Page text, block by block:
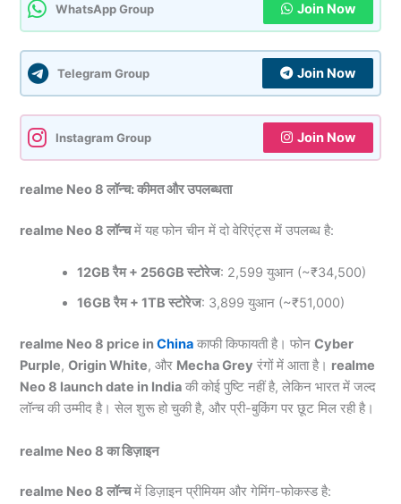
WhatsApp Group Join Now
Telegram Group Join Now
Instagram Group Join Now
realme Neo 8 लॉन्च: कीमत और उपलब्धता
realme Neo 8 लॉन्चमें यह फोन चीन में दो वेरिएंट्स में उपलब्ध है:
12GB रैम + 256GB स्टोरेज: 2,599 युआन (~₹34,500)
16GB रैम + 1TB स्टोरेज: 3,899 युआन (~₹51,000)
realme Neo 8 price inChina काफी किफायती है। फोनCyber
Purple,Origin White, और Mecha Grey रंगों में आता है। realme
Neo 8 launch date in India की कोई पुष्टि नहीं है, लेकिन भारत में जल्द
लॉन्च की उम्मीद है। सेल शुरू हो चुकी है, और प्री-बुकिंग पर छूट मिल रही है।
realme Neo 8 का डिज़ाइन
realme Neo 8 लॉन्चमें डिज़ाइन प्रीमियम और गेमिंग-फोकस्ड है: